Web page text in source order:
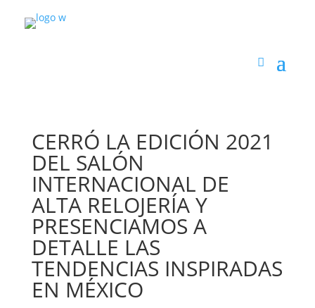
CERRÓ LA EDICIÓN 2021
DEL SALÓN
INTERNACIONAL DE
ALTA RELOJERÍA Y
PRESENCIAMOS A
DETALLE LAS
TENDENCIAS INSPIRADAS
EN MÉXICO